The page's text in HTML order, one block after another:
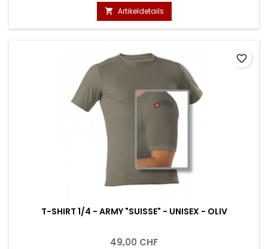
 Artikeldetails
T-SHIRT 1/4 - ARMY "SUISSE" - UNISEX - OLIV
49,00 CHF
favorite_border